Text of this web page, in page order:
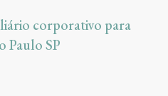
corporativo para
Paulo SP